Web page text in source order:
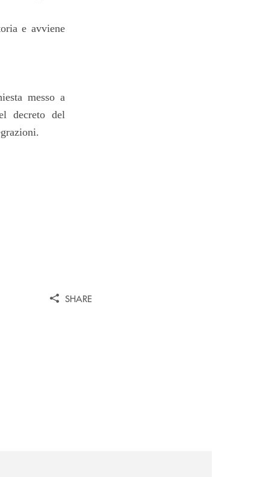
e avviene
messo a
decreto del
SHARE